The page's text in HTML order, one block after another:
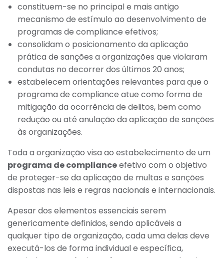
constituem-se no principal e mais antigo
mecanismo de estímulo ao desenvolvimento de
programas de compliance efetivos;
consolidam o posicionamento da aplicação
prática de sanções a organizações que violaram
condutas no decorrer dos últimos 20 anos;
estabelecem orientações relevantes para que o
programa de compliance atue como forma de
mitigação da ocorrência de delitos, bem como
redução ou até anulação da aplicação de sanções
às organizações.
Toda a organização visa ao estabelecimento de um
programa de complianceefetivo com o objetivo
de proteger-se da aplicação de multas e sanções
dispostas nas leis e regras nacionais e internacionais.
Apesar dos elementos essenciais serem
genericamente definidos, sendo aplicáveis a
qualquer tipo de organização, cada uma delas deve
executá-los de forma individual e específica,